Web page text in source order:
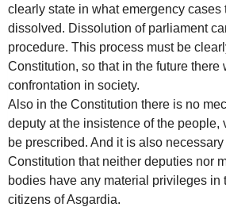
clearly state in what emergency cases
dissolved. Dissolution of parliament
procedure. This process must be
Constitution, so that in the future there
confrontation in society.
Also in the Constitution there is no
deputy at the insistence of the people,
be prescribed. And it is also
Constitution that neither deputies nor
bodies have any material privileges in
citizens of Asgardia.